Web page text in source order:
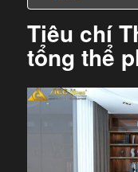
Tiêu chí
tổng thể